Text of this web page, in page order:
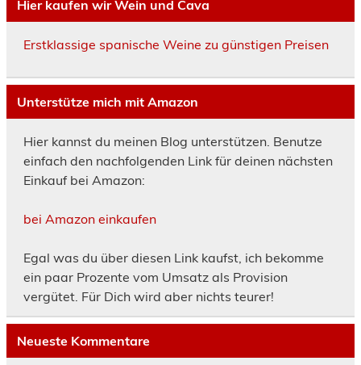
Hier kaufen wir Wein und Cava
Erstklassige spanische Weine zu günstigen Preisen
Unterstütze mich mit Amazon
Hier kannst du meinen Blog unterstützen. Benutze
einfach den nachfolgenden Link für deinen nächsten
Einkauf bei Amazon:
bei Amazon einkaufen
Egal was du über diesen Link kaufst, ich bekomme
ein paar Prozente vom Umsatz als Provision
vergütet. Für Dich wird aber nichts teurer!
Neueste Kommentare